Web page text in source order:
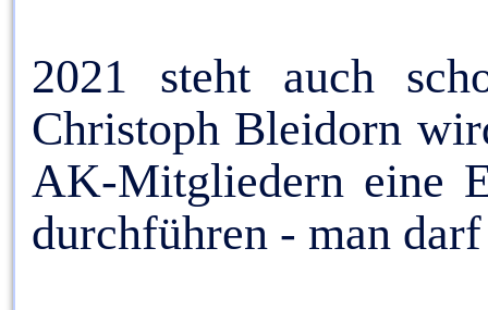
2021 steht auch
Christoph Bleidorn
AK-Mitgliedern eine
durchführen - man